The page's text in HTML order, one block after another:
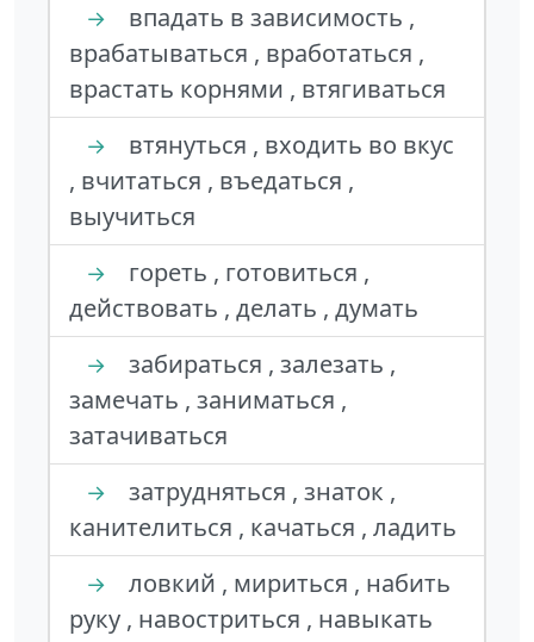
→
впадать в зависимость ,
врабатываться , вработаться ,
врастать корнями , втягиваться
→
втянуться , входить во вкус
, вчитаться , въедаться ,
выучиться
→
гореть , готовиться ,
действовать , делать , думать
→
забираться , залезать ,
замечать , заниматься ,
затачиваться
→
затрудняться , знаток ,
канителиться , качаться , ладить
→
ловкий , мириться , набить
руку , навостриться , навыкать